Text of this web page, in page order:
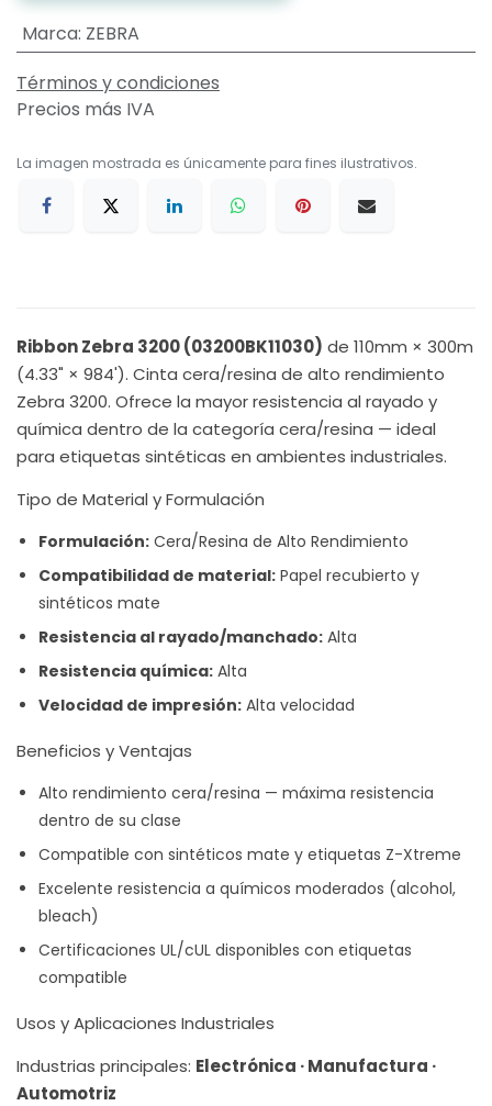
Marca: ZEBRA
Términos y condiciones
Precios más IVA
La imagen mostrada es únicamente para fines ilustrativos.
Ribbon Zebra 3200 (03200BK11030) de 110mm × 300m
(4.33" × 984'). Cinta cera/resina de alto rendimiento
Zebra 3200. Ofrece la mayor resistencia al rayado y
química dentro de la categoría cera/resina — ideal
para etiquetas sintéticas en ambientes industriales.
Tipo de Material y Formulación
Formulación: Cera/Resina de Alto Rendimiento
Compatibilidad de material: Papel recubierto y
sintéticos mate
Resistencia al rayado/manchado: Alta
Resistencia química: Alta
Velocidad de impresión: Alta velocidad
Beneficios y Ventajas
Alto rendimiento cera/resina — máxima resistencia
dentro de su clase
Compatible con sintéticos mate y etiquetas Z-Xtreme
Excelente resistencia a químicos moderados (alcohol,
bleach)
Certificaciones UL/cUL disponibles con etiquetas
compatible
Usos y Aplicaciones Industriales
Industrias principales: Electrónica · Manufactura ·
Automotriz